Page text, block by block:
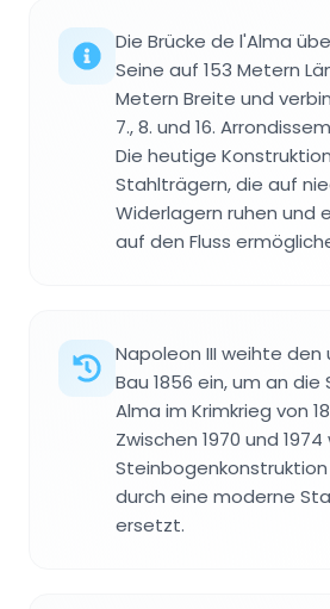
Die Brücke de l'Alma
Seine auf 153 Metern
Metern Breite und
7., 8. und 16.
Die heutige
Stahlträgern, die auf
Widerlagern ruhen und
auf den Fluss
Napoleon III weihte den
Bau 1856 ein, um an
Alma im Krimkrieg von
Zwischen 1970 und
durch eine moderne
ersetzt.